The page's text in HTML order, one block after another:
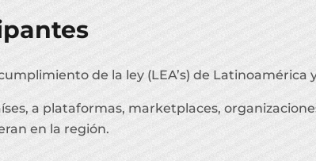
de la ley (LEA’s) de Latinoamérica
a plataformas, marketplaces,
en la región.